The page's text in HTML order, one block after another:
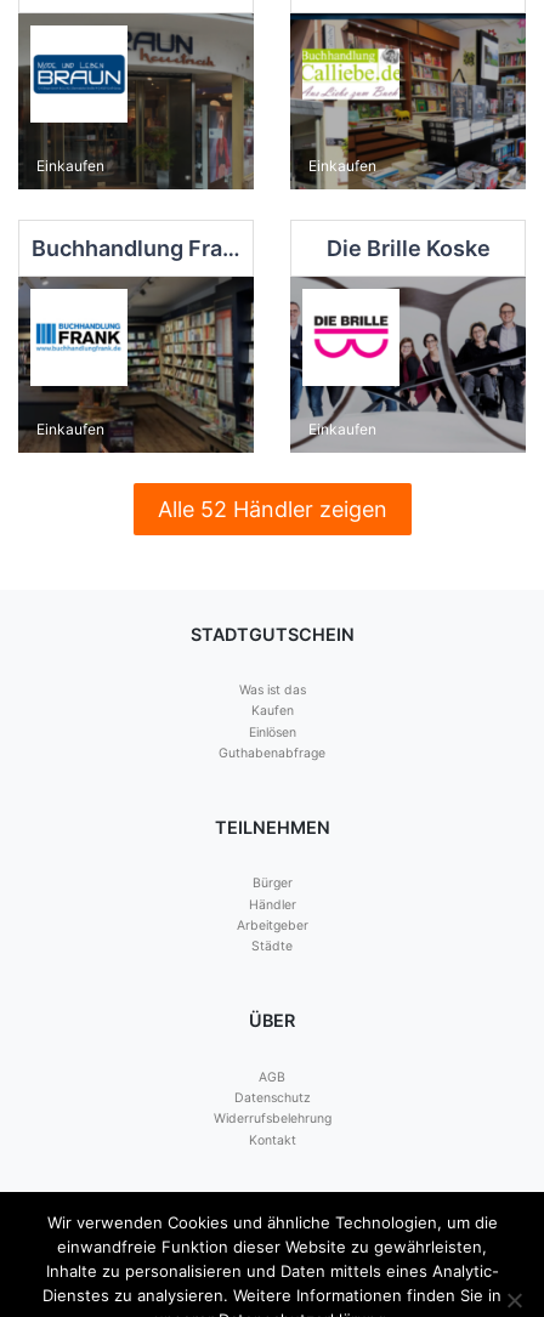
Einkaufen Einkaufen
Buchhandlung Frank
Einkaufen
Die Brille Koske
Einkaufen
Alle 52 Händler zeigen
STADTGUTSCHEIN
Was ist das
Kaufen
Einlösen
Guthabenabfrage
TEILNEHMEN
Bürger
Händler
Arbeitgeber
Städte
ÜBER
AGB
Datenschutz
Widerrufsbelehrung
Kontakt
Zahlen mit
Wir verwenden Cookies und ähnliche Technologien, um die
einwandfreie Funktion dieser Website zu gewährleisten,
Inhalte zu personalisieren und Daten mittels eines Analytic-
Dienstes zu analysieren. Weitere Informationen finden Sie in